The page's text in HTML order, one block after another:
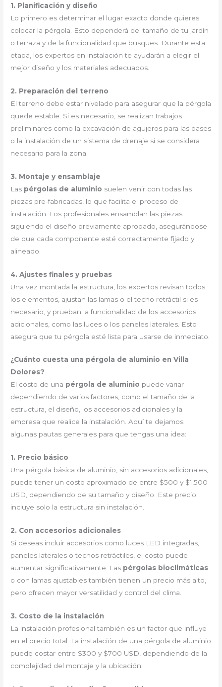
1. Planificación y diseño
Lo primero es determinar el lugar exacto donde quieres
colocar la pérgola. Esto dependerá del tamaño de tu jardín
o terraza y de la funcionalidad que busques. Durante esta
etapa, los expertos en instalación te ayudarán a elegir el
mejor diseño y los materiales adecuados.
2. Preparación del terreno
El terreno debe estar nivelado para asegurar que la pérgola
quede estable. Si es necesario, se realizan trabajos
preliminares como la excavación de agujeros para las bases
o la instalación de un sistema de drenaje si se considera
necesario para la zona.
3. Montaje y ensamblaje
Las pérgolas de aluminio suelen venir con todas las
piezas pre-fabricadas, lo que facilita el proceso de
instalación. Los profesionales ensamblan las piezas
siguiendo el diseño previamente aprobado, asegurándose
de que cada componente esté correctamente fijado y
alineado.
4. Ajustes finales y pruebas
Una vez montada la estructura, los expertos revisan todos
los elementos, ajustan las lamas o el techo retráctil si es
necesario, y prueban la funcionalidad de los accesorios
adicionales, como las luces o los paneles laterales. Esto
asegura que tu pérgola esté lista para usarse de inmediato.
¿Cuánto cuesta una pérgola de aluminio en Villa
Dolores?
El costo de una pérgola de aluminio puede variar
dependiendo de varios factores, como el tamaño de la
estructura, el diseño, los accesorios adicionales y la
empresa que realice la instalación. Aquí te dejamos
algunas pautas generales para que tengas una idea:
1. Precio básico
Una pérgola básica de aluminio, sin accesorios adicionales,
puede tener un costo aproximado de entre $500 y $1,500
USD, dependiendo de su tamaño y diseño. Este precio
incluye solo la estructura sin instalación.
2. Con accesorios adicionales
Si deseas incluir accesorios como luces LED integradas,
paneles laterales o techos retráctiles, el costo puede
aumentar significativamente. Las pérgolas bioclimáticas
o con lamas ajustables también tienen un precio más alto,
pero ofrecen mayor versatilidad y control del clima.
3. Costo de la instalación
La instalación profesional también es un factor que influye
en el precio total. La instalación de una pérgola de aluminio
puede costar entre $300 y $700 USD, dependiendo de la
complejidad del montaje y la ubicación.